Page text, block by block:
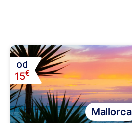
od
15€
Mallorca